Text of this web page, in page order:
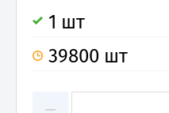
1 шт
39800 шт